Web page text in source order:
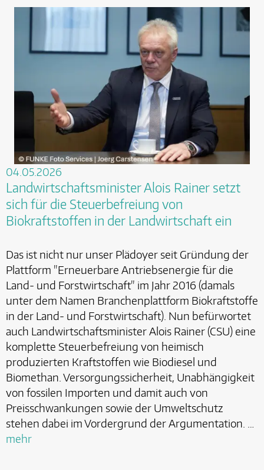
04.05.2026
Landwirtschaftsminister Alois Rainer setzt
sich für die Steuerbefreiung von
Biokraftstoffen in der Landwirtschaft ein
Das ist nicht nur unser Plädoyer seit Gründung der
Plattform "Erneuerbare Antriebsenergie für die
Land- und Forstwirtschaft" im Jahr 2016 (damals
unter dem Namen Branchenplattform Biokraftstoffe
in der Land- und Forstwirtschaft). Nun befürwortet
auch Landwirtschaftsminister Alois Rainer (CSU) eine
komplette Steuerbefreiung von heimisch
produzierten Kraftstoffen wie Biodiesel und
Biomethan. Versorgungssicherheit, Unabhängigkeit
von fossilen Importen und damit auch von
Preisschwankungen sowie der Umweltschutz
stehen dabei im Vordergrund der Argumentation. …
mehr